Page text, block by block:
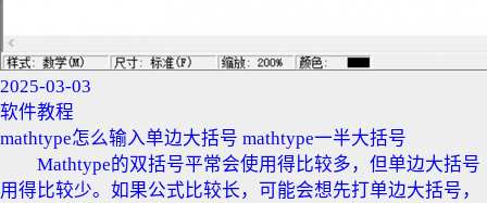
2025-03-03
软件教程
mathtype怎么输入单边大括号 mathtype一半大括号
Mathtype的双括号平常会使用得比较多，但单边大括号
用得比较少。如果公式比较长，可能会想先打单边大括号，